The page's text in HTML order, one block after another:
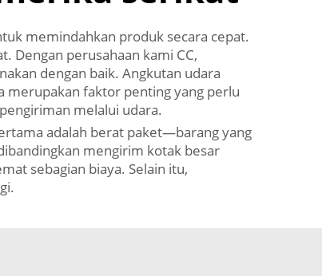
memindahkan produk secara cepat.
Dengan perusahaan kami CC,
dengan baik. Angkutan udara
merupakan faktor penting yang perlu
melalui udara.
adalah berat paket—barang yang
mengirim kotak besar
sebagian biaya. Selain itu,